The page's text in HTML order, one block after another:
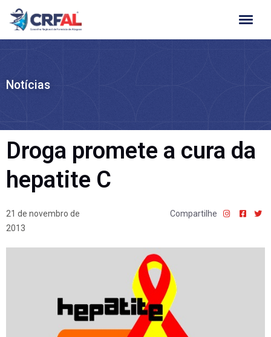
Ir
para
Notícias
Droga promete a cura da
hepatite C
21 de novembro de
2013
Compartilhe